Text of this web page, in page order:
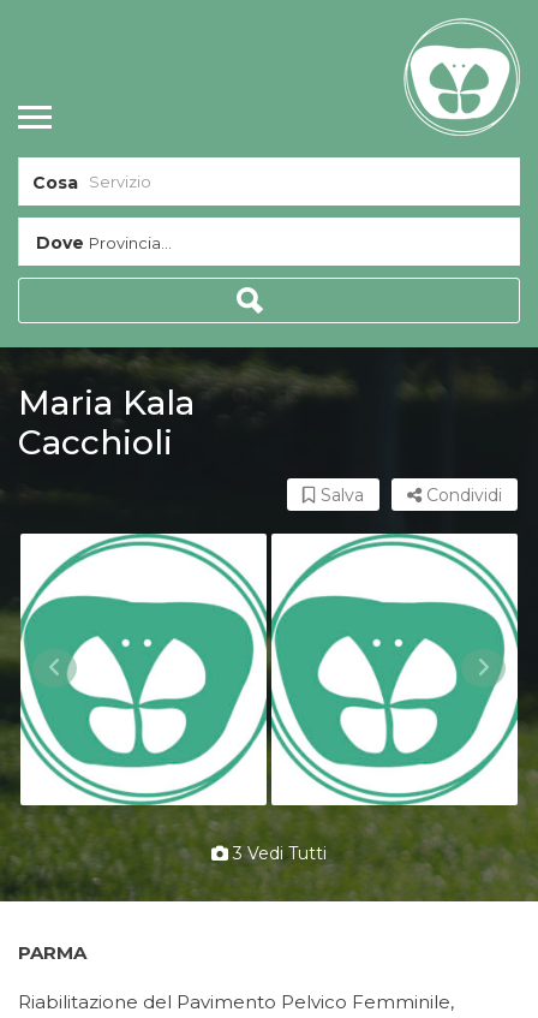
Cosa
Dove Provincia...
Maria Kala
Cacchioli
Condividi
Salva
3 Vedi Tutti
PARMA
Riabilitazione del Pavimento Pelvico Femminile,